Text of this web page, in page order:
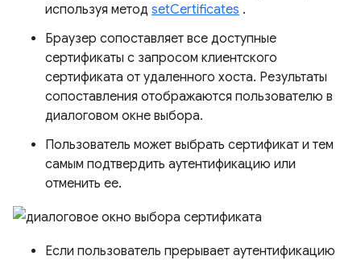
используя метод setCertificates .
Браузер сопоставляет все доступные
сертификаты с запросом клиентского
сертификата от удаленного хоста. Результаты
сопоставления отображаются пользователю в
диалоговом окне выбора.
Пользователь может выбрать сертификат и тем
самым подтвердить аутентификацию или
отменить ее.
Если пользователь прерывает аутентификацию